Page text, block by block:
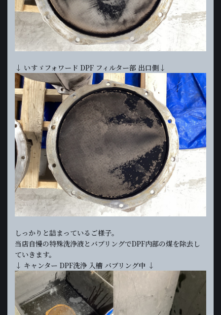
↓ いすゞフォワード DPF フィルター部 出口側↓
しっかりと詰まっているご様子。
当店自慢の特殊洗浄液とバブリングでDPF内部の煤を除去し
ていきます。
↓ キャンター DPF洗浄 入槽 バブリング中 ↓